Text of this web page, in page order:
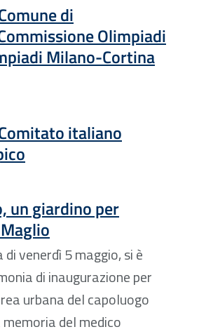
di
Olimpiadi
Milano-Cortina
apre una nuova finestra
italiano
apre una nuova finestra
un giardino per
venerdì 5 maggio, si è
di inaugurazione per
urbana del capoluogo
del medico